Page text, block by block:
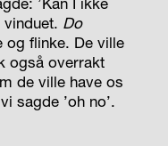
Do
og flinke. De ville
også overrakt
de ville have os
sagde ’oh no’.